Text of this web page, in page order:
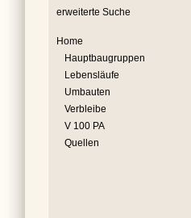
erweiterte Suche
Home
Hauptbaugruppen
Lebensläufe
Umbauten
Verbleibe
V 100 PA
Quellen